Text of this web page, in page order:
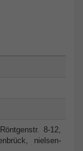
8-12,
nielsen-